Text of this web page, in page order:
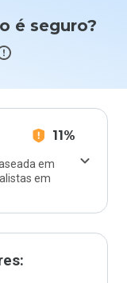
é seguro?
11%
em
em